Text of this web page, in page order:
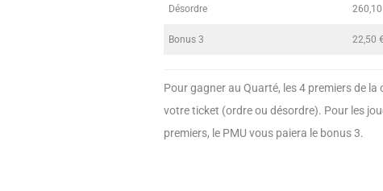
Désordre
Bonus 3 22,50 €
Pour gagner au Quarté, les 4 premiers de
votre ticket (ordre ou désordre). Pour les
premiers, le PMU vous paiera le bonus 3.